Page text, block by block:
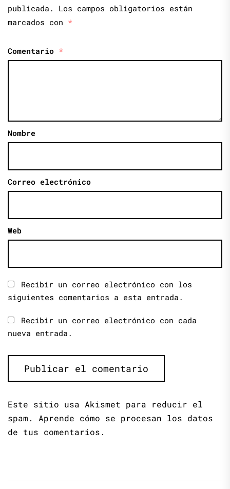
publicada.
Los campos obligatorios están
marcados con *
Comentario *
Nombre
Correo electrónico
Web
Recibir un correo electrónico con los
siguientes comentarios a esta entrada.
Recibir un correo electrónico con cada
nueva entrada.
Este sitio usa Akismet para reducir el
spam. Aprende cómo se procesan los datos
de tus comentarios.